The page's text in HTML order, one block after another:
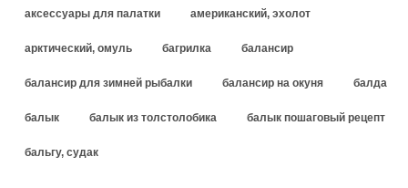
аксессуары для палатки американский, эхолот
арктический, омуль багрилка балансир
балансир для зимней рыбалки балансир на окуня балда
балык балык из толстолобика балык пошаговый рецепт
бальгу, судак